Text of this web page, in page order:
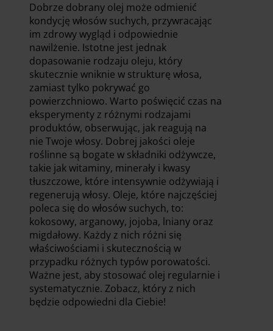
Dobrze dobrany olej może odmienić
kondycję włosów suchych, przywracając
im zdrowy wygląd i odpowiednie
nawilżenie. Istotne jest jednak
dopasowanie rodzaju oleju, który
skutecznie wniknie w strukturę włosa,
zamiast tylko pokrywać go
powierzchniowo. Warto poświęcić czas na
eksperymenty z różnymi rodzajami
produktów, obserwując, jak reagują na
nie Twoje włosy. Dobrej jakości oleje
roślinne są bogate w składniki odżywcze,
takie jak witaminy, minerały i kwasy
tłuszczowe, które intensywnie odżywiają i
regenerują włosy. Oleje, które najczęściej
poleca się do włosów suchych, to:
kokosowy, arganowy, jojoba, lniany oraz
migdałowy. Każdy z nich różni się
właściwościami i skutecznością w
przypadku różnych typów porowatości.
Ważne jest, aby stosować olej regularnie i
systematycznie. Zobacz, który z nich
będzie odpowiedni dla Ciebie!